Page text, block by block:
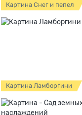
Картина Снег и пепел
Картина Ламборгини